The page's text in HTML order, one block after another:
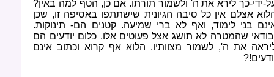
ידי-כך לירא את ה' ולשמור תורתו. אם כן, הטף למה באין?
אצלם אין כל סיבה הגיונית שישתתפו באסיפה זו, שכן
בני לימוד, ואף לא ברי שמיעה. קטנים הם- תינוקות.
שהמטרה לא תושג אצל פעוטים אלו. כלום יודעים הם
את ה', לשמור מצוותיו. הלוא אף קרוא וכתוב אינם
?!